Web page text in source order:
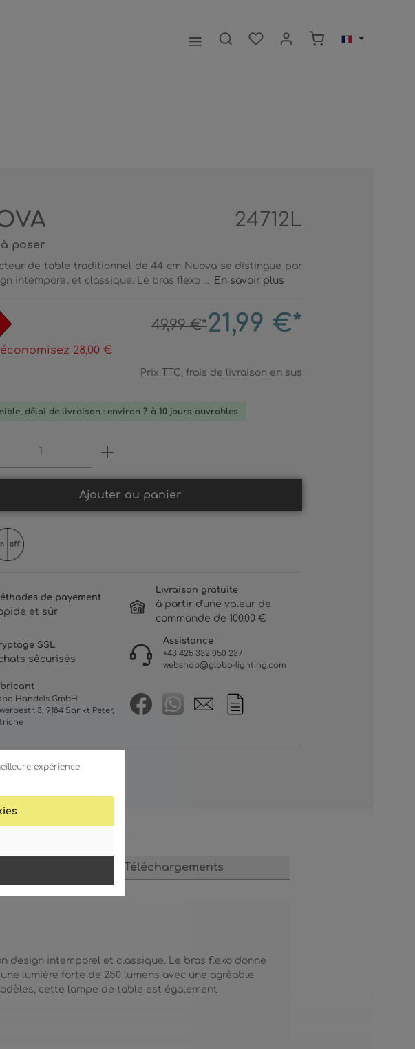
expérience
24712L
poser
de table traditionnel de 44 cm Nuova se distingue par
intemporel et classique. Le bras flexo ...
En savoir plus
49,99 €*21,99 €*
28,00 €
Prix TTC, frais de livraison en sus
délai de livraison : environ 7 à 10 jours ouvrables
Anzahl: Gib den gewünschten Wert ein
Ajouter au panier
de payement
et sûr
Livraison gratuite
à partir d'une valeur de
commande de 100,00 €
SSL
sécurisés
Assistance
+43 425 332 050 237
webshop@globo-lighting.com
Handels GmbH
3, 9184 Sankt Peter,
Téléchargements
design intemporel et classique. Le bras flexo donne
lumière forte de 250 lumens avec une agréable
cette lampe de table est également